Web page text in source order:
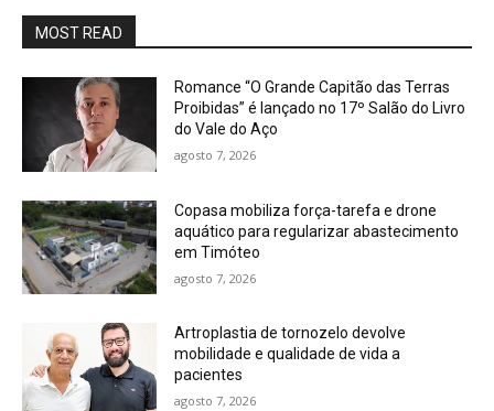
MOST READ
Romance “O Grande Capitão das Terras
Proibidas” é lançado no 17º Salão do Livro
do Vale do Aço
agosto 7, 2026
Copasa mobiliza força-tarefa e drone
aquático para regularizar abastecimento
em Timóteo
agosto 7, 2026
Artroplastia de tornozelo devolve
mobilidade e qualidade de vida a
pacientes
agosto 7, 2026